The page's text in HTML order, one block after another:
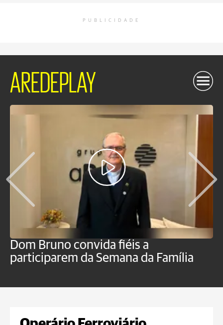
PUBLICIDADE
AREDEPLAY
Dom Bruno convida fiéis a
participarem da Semana da Família